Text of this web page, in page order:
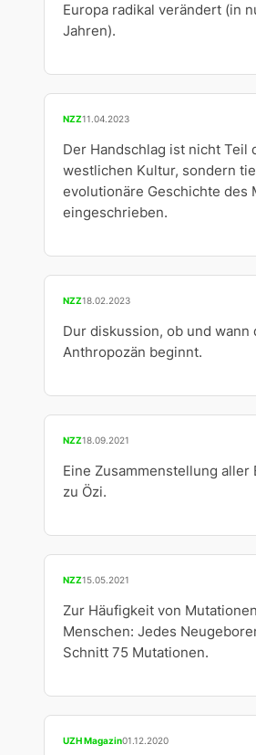
Europa radikal verändert (in
Jahren).
NZZ11.04.2023
Der Handschlag ist nicht Teil
westlichen Kultur, sondern
evolutionäre Geschichte des
eingeschrieben.
NZZ18.02.2023
Dur diskussion, ob und wann
Anthropozän beginnt.
NZZ18.09.2021
Eine Zusammenstellung aller
zu Özi.
NZZ15.05.2021
Zur Häufigkeit von
Menschen: Jedes
Schnitt 75 Mutationen.
UZH Magazin01.12.2020